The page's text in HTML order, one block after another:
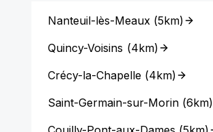
Nanteuil-lès-Meaux(5km)
Quincy-Voisins (4km)
Crécy-la-Chapelle(4km)
Saint-Germain-sur-Morin(6km)